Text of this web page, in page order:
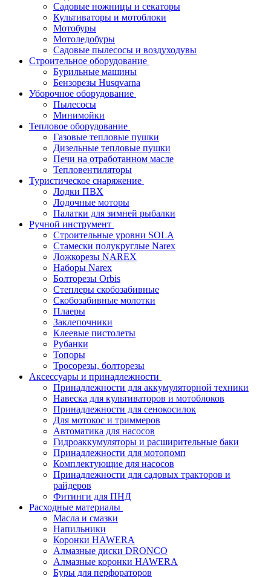
Садовые ножницы и секаторы
Культиваторы и мотоблоки
Мотобуры
Мотоледобуры
Садовые пылесосы и воздуходувы
Строительное оборудование
Бурильные машины
Бензорезы Husqvarna
Уборочное оборудование
Пылесосы
Минимойки
Тепловое оборудование
Газовые тепловые пушки
Дизельные тепловые пушки
Печи на отработанном масле
Тепловентиляторы
Туристическое снаряжение
Лодки ПВХ
Лодочные моторы
Палатки для зимней рыбалки
Ручной инструмент
Строительные уровни SOLA
Стамески полукруглые Narex
Ложкорезы NAREX
Наборы Narex
Болторезы Orbis
Степлеры скобозабивные
Скобозабивные молотки
Плаеры
Заклепочники
Клеевые пистолеты
Рубанки
Топоры
Тросорезы, болторезы
Аксессуары и принадлежности
Принадлежности для аккумуляторной техники
Навеска для культиваторов и мотоблоков
Принадлежности для сенокосилок
Для мотокос и триммеров
Автоматика для насосов
Гидроаккумуляторы и расширительные баки
Принадлежности для мотопомп
Комплектующие для насосов
Принадлежности для садовых тракторов и
райдеров
Фитинги для ПНД
Расходные материалы
Масла и смазки
Напильники
Коронки HAWERA
Алмазные диски DRONCO
Алмазные коронки HAWERA
Буры для перфораторов